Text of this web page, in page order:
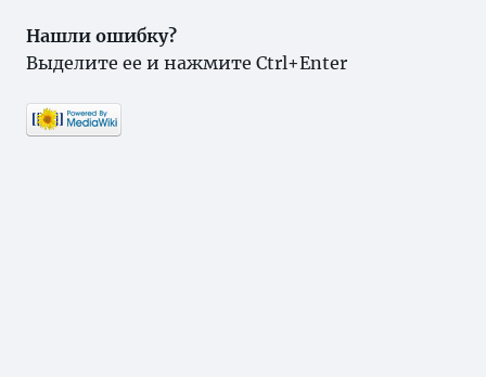
Нашли ошибку?
Выделите ее и нажмите Ctrl+Enter